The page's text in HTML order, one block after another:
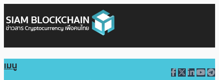
เมนู